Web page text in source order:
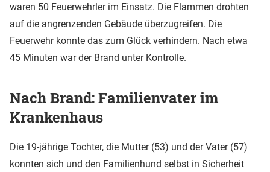
waren 50 Feuerwehrler im Einsatz. Die Flammen drohten
auf die angrenzenden Gebäude überzugreifen. Die
Feuerwehr konnte das zum Glück verhindern. Nach etwa
45 Minuten war der Brand unter Kontrolle.
Nach Brand: Familienvater im
Krankenhaus
Die 19-jährige Tochter, die Mutter (53) und der Vater (57)
konnten sich und den Familienhund selbst in Sicherheit